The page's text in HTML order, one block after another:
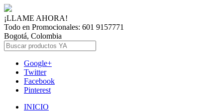
¡LLAME AHORA!
Todo en Promocionales: 601 9157771
Bogotá, Colombia
Google+
Twitter
Facebook
Pinterest
INICIO